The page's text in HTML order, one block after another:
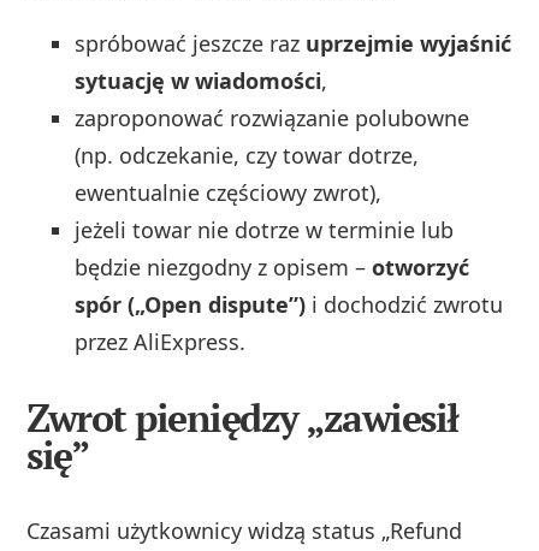
spróbować jeszcze raz uprzejmie wyjaśnić
sytuację w wiadomości,
zaproponować rozwiązanie polubowne
(np. odczekanie, czy towar dotrze,
ewentualnie częściowy zwrot),
jeżeli towar nie dotrze w terminie lub
będzie niezgodny z opisem –otworzyć
spór („Open dispute”) i dochodzić zwrotu
przez AliExpress.
Zwrot pieniędzy „zawiesił
się”
Czasami użytkownicy widzą status „Refund